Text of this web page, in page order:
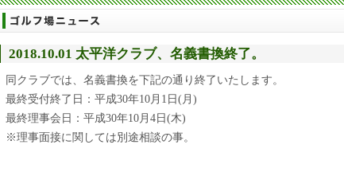
2018.10.01 太平洋クラブ、名義書換終了。
同クラブでは、名義書換を下記の通り終了いたします。
最終受付終了日：平成30年10月1日(月)
最終理事会日：平成30年10月4日(木)
※理事面接に関しては別途相談の事。